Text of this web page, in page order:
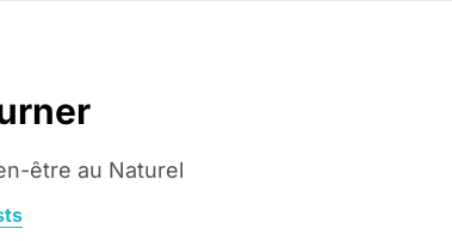
être au Naturel